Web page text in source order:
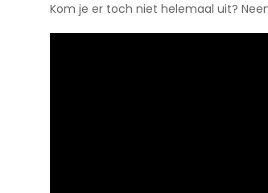
Kom je er toch niet helemaal uit?